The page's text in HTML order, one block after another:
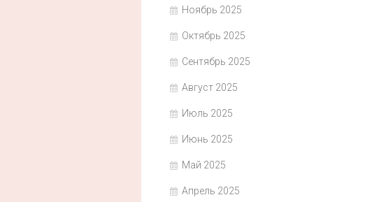
Ноябрь 2025
Октябрь 2025
Сентябрь 2025
Август 2025
Июль 2025
Июнь 2025
Май 2025
Апрель 2025